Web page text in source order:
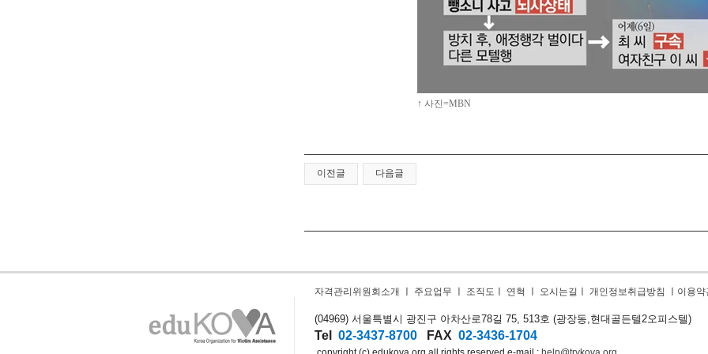
↑ 사진=MBN
이전글 다음글
자격관리위원회소개 주요업무 조직도 연혁 오시는길 개인정보취급방침 이용약
(04969) 서울특별시 광진구 아차산로78길 75, 513호 (광장동,현대골든텔2오피스텔)
Tel 02-3437-8700 FAX 02-3436-1704